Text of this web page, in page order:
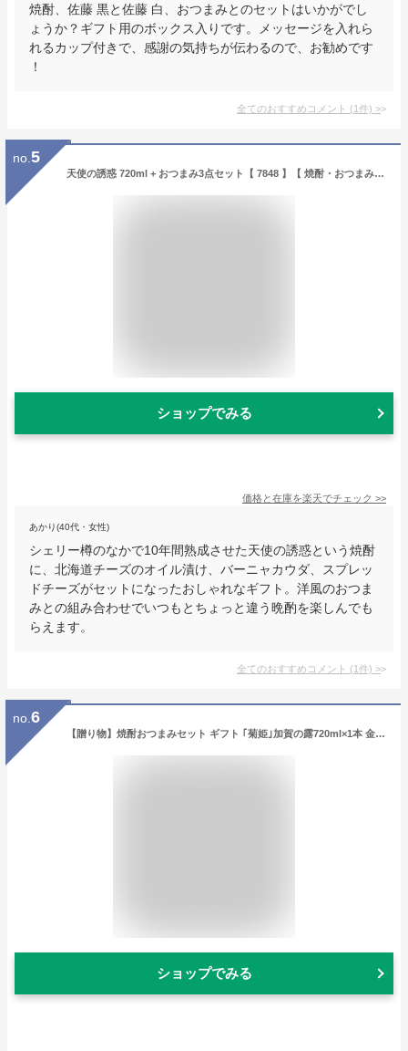
焼酎、佐藤 黒と佐藤 白、おつまみとのセットはいかがでし
ょうか？ギフト用のボックス入りです。メッセージを入れら
れるカップ付きで、感謝の気持ちが伝わるので、お勧めです
！
全てのおすすめコメント (1件) >
no. 5
天使の誘惑 720ml + おつまみ3点セット【 7848 】【 焼酎・おつまみセット 】【 送料無料 】【 父の日 贈り物 ギフト プレゼント 】
ショップでみる
価格と在庫を楽天でチェック >>
あかり(40代・女性)
シェリー樽のなかで10年間熟成させた天使の誘惑という焼酎
に、北海道チーズのオイル漬け、バーニャカウダ、スプレッ
ドチーズがセットになったおしゃれなギフト。洋風のおつま
みとの組み合わせでいつもとちょっと違う晩酌を楽しんでも
らえます。
全てのおすすめコメント (1件) >
no. 6
【贈り物】焼酎おつまみセット ギフト ｢菊姫｣加賀の露720ml×1本 金沢珍味コラボセット
ショップでみる